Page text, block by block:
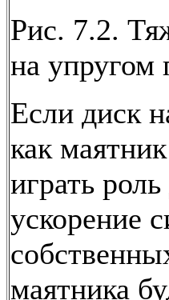
Рис. 7.2.
на упругом
Если диск
как
играть
ускорение
маятника